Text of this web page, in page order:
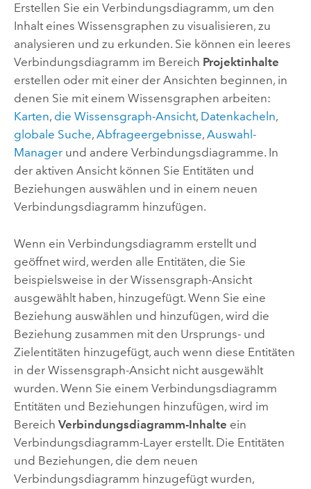
Erstellen Sie ein Verbindungsdiagramm, um den
Inhalt eines Wissensgraphen zu visualisieren, zu
analysieren und zu erkunden. Sie können ein leeres
Verbindungsdiagramm im Bereich Projektinhalte
erstellen oder mit einer der Ansichten beginnen, in
denen Sie mit einem Wissensgraphen arbeiten:
Karten, die Wissensgraph-Ansicht, Datenkacheln,
globale Suche, Abfrageergebnisse, Auswahl-
Managerund andere Verbindungsdiagramme. In
der aktiven Ansicht können Sie Entitäten und
Beziehungen auswählen und in einem neuen
Verbindungsdiagramm hinzufügen.
Wenn ein Verbindungsdiagramm erstellt und
geöffnet wird, werden alle Entitäten, die Sie
beispielsweise in der Wissensgraph-Ansicht
ausgewählt haben, hinzugefügt. Wenn Sie eine
Beziehung auswählen und hinzufügen, wird die
Beziehung zusammen mit den Ursprungs- und
Zielentitäten hinzugefügt, auch wenn diese Entitäten
in der Wissensgraph-Ansicht nicht ausgewählt
wurden. Wenn Sie einem Verbindungsdiagramm
Entitäten und Beziehungen hinzufügen, wird im
Bereich Verbindungsdiagramm-Inhalte ein
Verbindungsdiagramm-Layer erstellt. Die Entitäten
und Beziehungen, die dem neuen
Verbindungsdiagramm hinzugefügt wurden,